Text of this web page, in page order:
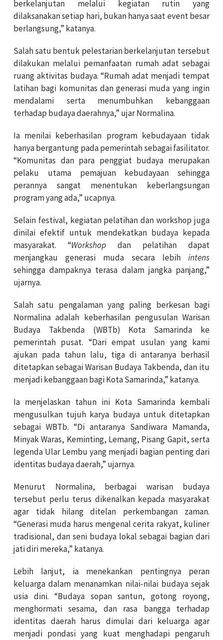
berkelanjutan melalui kegiatan rutin yang
dilaksanakan setiap hari, bukan hanya saat event besar
berlangsung,” katanya.
Salah satu bentuk pelestarian berkelanjutan tersebut
dilakukan melalui pemanfaatan rumah adat sebagai
ruang aktivitas budaya. “Rumah adat menjadi tempat
latihan bagi komunitas dan generasi muda yang ingin
mendalami serta menumbuhkan kebanggaan
terhadap budaya daerahnya,” ujar Normalina.
Ia menilai keberhasilan program kebudayaan tidak
hanya bergantung pada pemerintah sebagai fasilitator.
“Komunitas dan para penggiat budaya merupakan
pelaku utama pemajuan kebudayaan sehingga
perannya sangat menentukan keberlangsungan
program yang ada,” ucapnya.
Selain festival, kegiatan pelatihan dan workshop juga
dinilai efektif untuk mendekatkan budaya kepada
masyarakat. “Workshop dan pelatihan dapat
menjangkau generasi muda secara lebih intens
sehingga dampaknya terasa dalam jangka panjang,”
ujarnya.
Salah satu pengalaman yang paling berkesan bagi
Normalina adalah keberhasilan pengusulan Warisan
Budaya Takbenda (WBTb) Kota Samarinda ke
pemerintah pusat. “Dari empat usulan yang kami
ajukan pada tahun lalu, tiga di antaranya berhasil
ditetapkan sebagai Warisan Budaya Takbenda, dan itu
menjadi kebanggaan bagi Kota Samarinda,” katanya.
Ia menjelaskan tahun ini Kota Samarinda kembali
mengusulkan tujuh karya budaya untuk ditetapkan
sebagai WBTb. “Di antaranya Sandiwara Mamanda,
Minyak Waras, Keminting, Lemang, Pisang Gapit, serta
legenda Ular Lembu yang menjadi bagian penting dari
identitas budaya daerah,” ujarnya.
Menurut Normalina, berbagai warisan budaya
tersebut perlu terus dikenalkan kepada masyarakat
agar tidak hilang ditelan perkembangan zaman.
“Generasi muda harus mengenal cerita rakyat, kuliner
tradisional, dan seni budaya lokal sebagai bagian dari
jati diri mereka,” katanya.
Lebih lanjut, ia menekankan pentingnya peran
keluarga dalam menanamkan nilai-nilai budaya sejak
usia dini. “Budaya sopan santun, gotong royong,
menghormati sesama, dan rasa bangga terhadap
identitas daerah harus dimulai dari keluarga agar
menjadi pondasi yang kuat menghadapi pengaruh